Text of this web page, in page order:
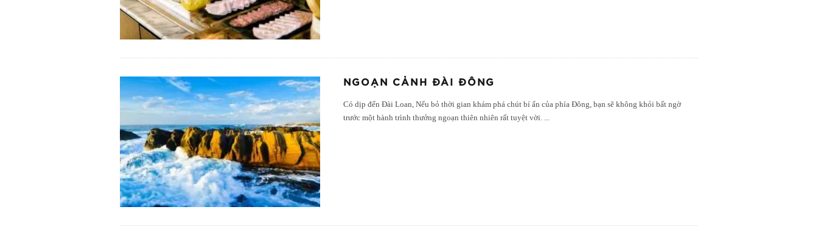
NGOẠN CẢNH ĐÀI ĐÔNG
Có dịp đến Đài Loan, Nếu bỏ thời gian khám phá chút bí ẩn của phía Đông, bạn sẽ không khỏi bất ngờ
trước một hành trình thưởng ngoạn thiên nhiên rất tuyệt vời.